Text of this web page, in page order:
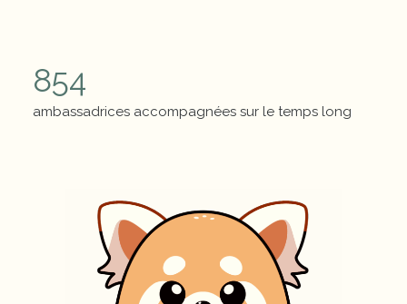
854
ambassadrices accompagnées sur le temps long